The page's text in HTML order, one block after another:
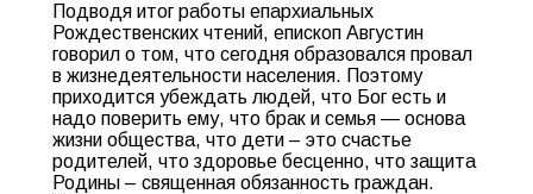
Подводя итог работы епархиальных
Рождественских чтений, епископ Августин
говорил о том, что сегодня образовался провал
в жизнедеятельности населения. Поэтому
приходится убеждать людей, что Бог есть и
надо поверить ему, что брак и семья — основа
жизни общества, что дети – это счастье
родителей, что здоровье бесценно, что защита
Родины – священная обязанность граждан.